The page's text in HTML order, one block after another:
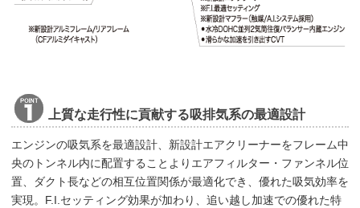
上質な走行性に貢献する吸排気系の最適設計
エンジンの吸気系を最適設計、新設計エアクリーナーをフレーム中
央のトンネル内に配置することよりエアフィルター・ファンネル位
置、ダクト長などの相互位置関係が最適化でき、優れた吸気効率を
実現。F.I.セッティング効果が加わり、追い越し加速での優れた特